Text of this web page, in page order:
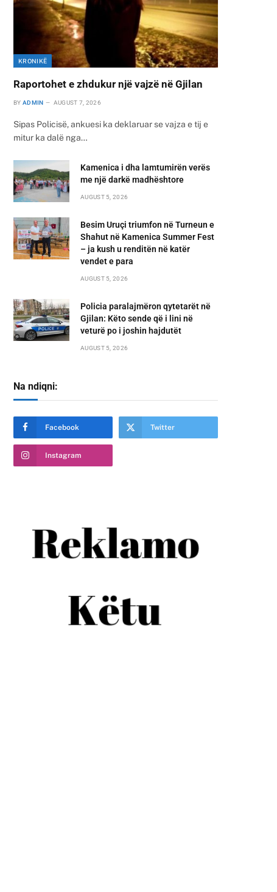
KRONIKË
Raportohet e zhdukur një vajzë në Gjilan
BY ADMIN AUGUST 7, 2026
Sipas Policisë, ankuesi ka deklaruar se vajza e tij e
mitur ka dalë nga…
Kamenica i dha lamtumirën verës
me një darkë madhështore
AUGUST 5, 2026
Besim Uruçi triumfon në Turneun e
Shahut në Kamenica Summer Fest
– ja kush u renditën në katër
vendet e para
AUGUST 5, 2026
Policia paralajmëron qytetarët në
Gjilan: Këto sende që i lini në
veturë po i joshin hajdutët
AUGUST 5, 2026
Na ndiqni:
Facebook Twitter
Instagram